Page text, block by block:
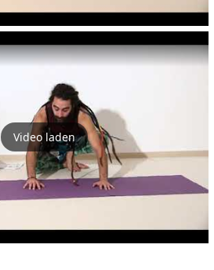
Video laden